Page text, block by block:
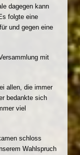
dagegen kann
folgte eine
und gegen eine
mit
allen, die immer
bedankte sich
viel
schloss
Wahlspruch